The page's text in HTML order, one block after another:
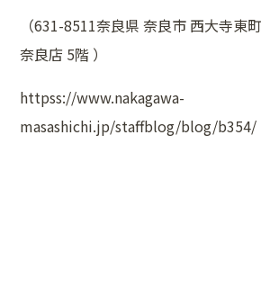
（631-8511奈良県 奈良市 西大寺東
奈良店 5階 ）
httpss://www.nakagawa-
masashichi.jp/staffblog/blog/b354/